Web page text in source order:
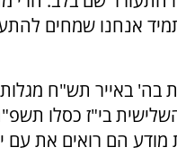
אנחנו שמחים
בה' באייר תש"ח
בי"ז כסלו
מודע הם רואים את עם